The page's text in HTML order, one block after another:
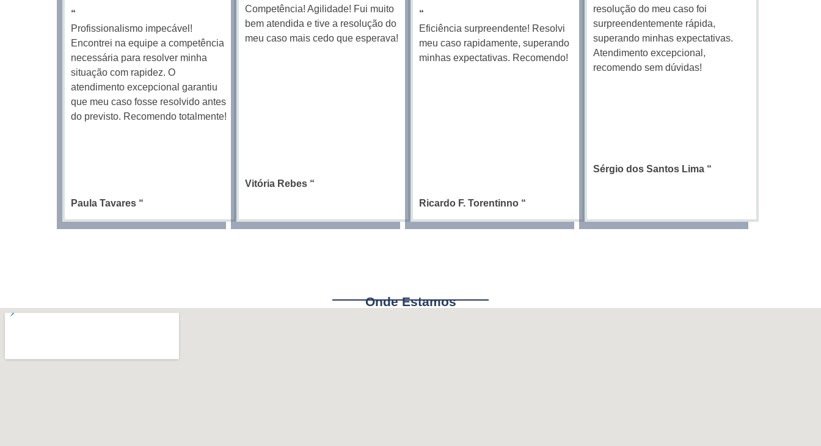
“
Profissionalismo impecável!
Encontrei na equipe a competência
necessária para resolver minha
situação com rapidez. O
atendimento excepcional garantiu
que meu caso fosse resolvido antes
do previsto. Recomendo totalmente!
Paula Tavares “
Competência! Agilidade! Fui muito
bem atendida e tive a resolução do
meu caso mais cedo que esperava!
Vitória Rebes “
“
Eficiência surpreendente! Resolvi
meu caso rapidamente, superando
minhas expectativas. Recomendo!
Ricardo F. Torentinno “
resolução do meu caso foi
surpreendentemente rápida,
superando minhas expectativas.
Atendimento excepcional,
recomendo sem dúvidas!
Sérgio dos Santos Lima “
Onde Estamos